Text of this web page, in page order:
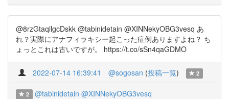
@8rzGtaqllgcDskk @tabinidetain @XINNekyOBG3vesq あ
れ？実際にアナフィラキシー起こった症例ありますよね？ ち
ょっとこれは古いですが。 https://t.co/sSn4qaGDMO
2022-07-14 16:39:41 @sogosan (投稿一覧) 2
2 @tabinidetain @XINNekyOBG3vesq